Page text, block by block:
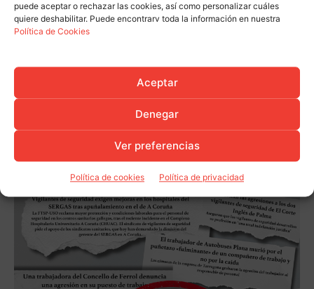
puede aceptar o rechazar las cookies, así como personalizar cuáles
quiere deshabilitar. Puede encontrarv toda la información en nuestra
Política de Cookies
Aceptar
Denegar
Ver preferencias
Política de cookies Política de privacidad